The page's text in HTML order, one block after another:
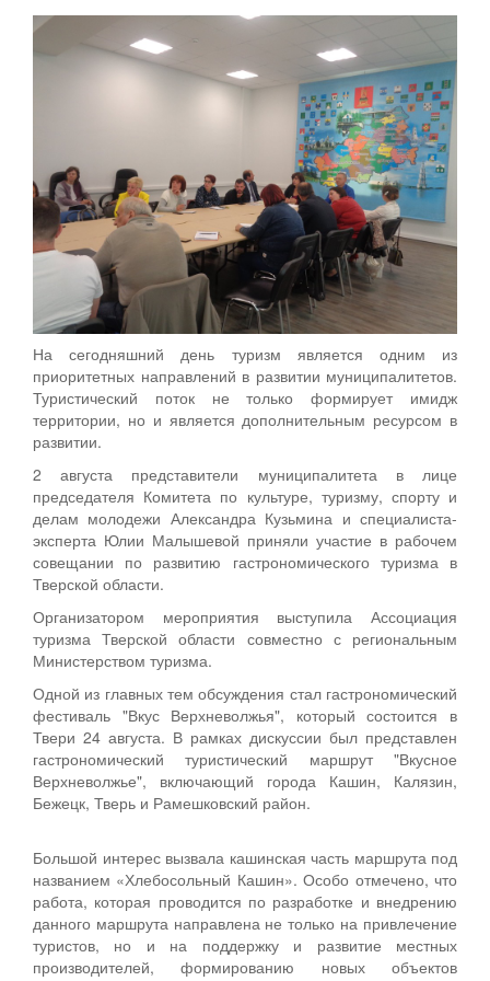
Персональные данные
Оценка регулирующего воздействия
Нормативы градостроительного проектирования
Правила землепользования и застройки
Генеральные планы
Проекты планировки территории
Собрание депутатов
Городское поселение
Сельские поселения
На сегодняшний день туризм является одним из
приоритетных направлений в развитии муниципалитетов.
Туристический поток не только формирует имидж
территории, но и является дополнительным ресурсом в
развитии.
2 августа представители муниципалитета в лице
председателя Комитета по культуре, туризму, спорту и
делам молодежи Александра Кузьмина и специалиста-
эксперта Юлии Малышевой приняли участие в рабочем
совещании по развитию гастрономического туризма в
Тверской области.
Организатором мероприятия выступила Ассоциация
туризма Тверской области совместно с региональным
Министерством туризма.
Одной из главных тем обсуждения стал гастрономический
фестиваль "Вкус Верхневолжья", который состоится в
Твери 24 августа. В рамках дискуссии был представлен
гастрономический туристический маршрут "Вкусное
Верхневолжье", включающий города Кашин, Калязин,
Бежецк, Тверь и Рамешковский район.
Большой интерес вызвала кашинская часть маршрута под
названием «Хлебосольный Кашин». Особо отмечено, что
работа, которая проводится по разработке и внедрению
данного маршрута направлена не только на привлечение
туристов, но и на поддержку и развитие местных
производителей, формированию новых объектов